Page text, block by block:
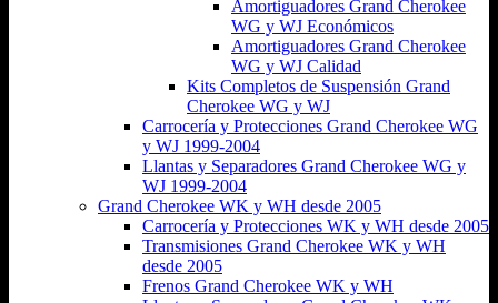
Amortiguadores Grand Cherokee
WG y WJ Económicos
Amortiguadores Grand Cherokee
WG y WJ Calidad
Kits Completos de Suspensión Grand
Cherokee WG y WJ
Carrocería y Protecciones Grand Cherokee WG
y WJ 1999-2004
Llantas y Separadores Grand Cherokee WG y
WJ 1999-2004
Grand Cherokee WK y WH desde 2005
Carrocería y Protecciones WK y WH desde 2005
Transmisiones Grand Cherokee WK y WH
desde 2005
Frenos Grand Cherokee WK y WH